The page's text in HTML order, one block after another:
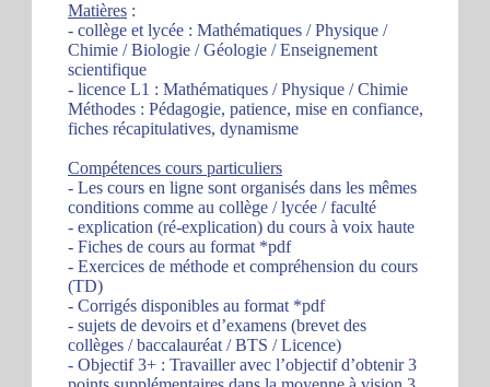
Matières :
- collège et lycée : Mathématiques / Physique /
Chimie / Biologie / Géologie / Enseignement
scientifique
- licence L1 : Mathématiques / Physique / Chimie
Méthodes : Pédagogie, patience, mise en confiance,
fiches récapitulatives, dynamisme
Compétences cours particuliers
- Les cours en ligne sont organisés dans les mêmes
conditions comme au collège / lycée / faculté
- explication (ré-explication) du cours à voix haute
- Fiches de cours au format *pdf
- Exercices de méthode et compréhension du cours
(TD)
- Corrigés disponibles au format *pdf
- sujets de devoirs et d’examens (brevet des
collèges / baccalauréat / BTS / Licence)
- Objectif 3+ : Travailler avec l’objectif d’obtenir 3